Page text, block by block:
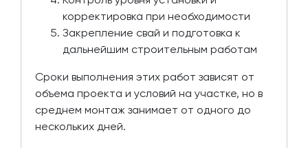
корректировка при необходимости
Закрепление свай и подготовка к
дальнейшим строительным работам
Сроки выполнения этих работ зависят от
объема проекта и условий на участке, но в
среднем монтаж занимает от одного до
нескольких дней.